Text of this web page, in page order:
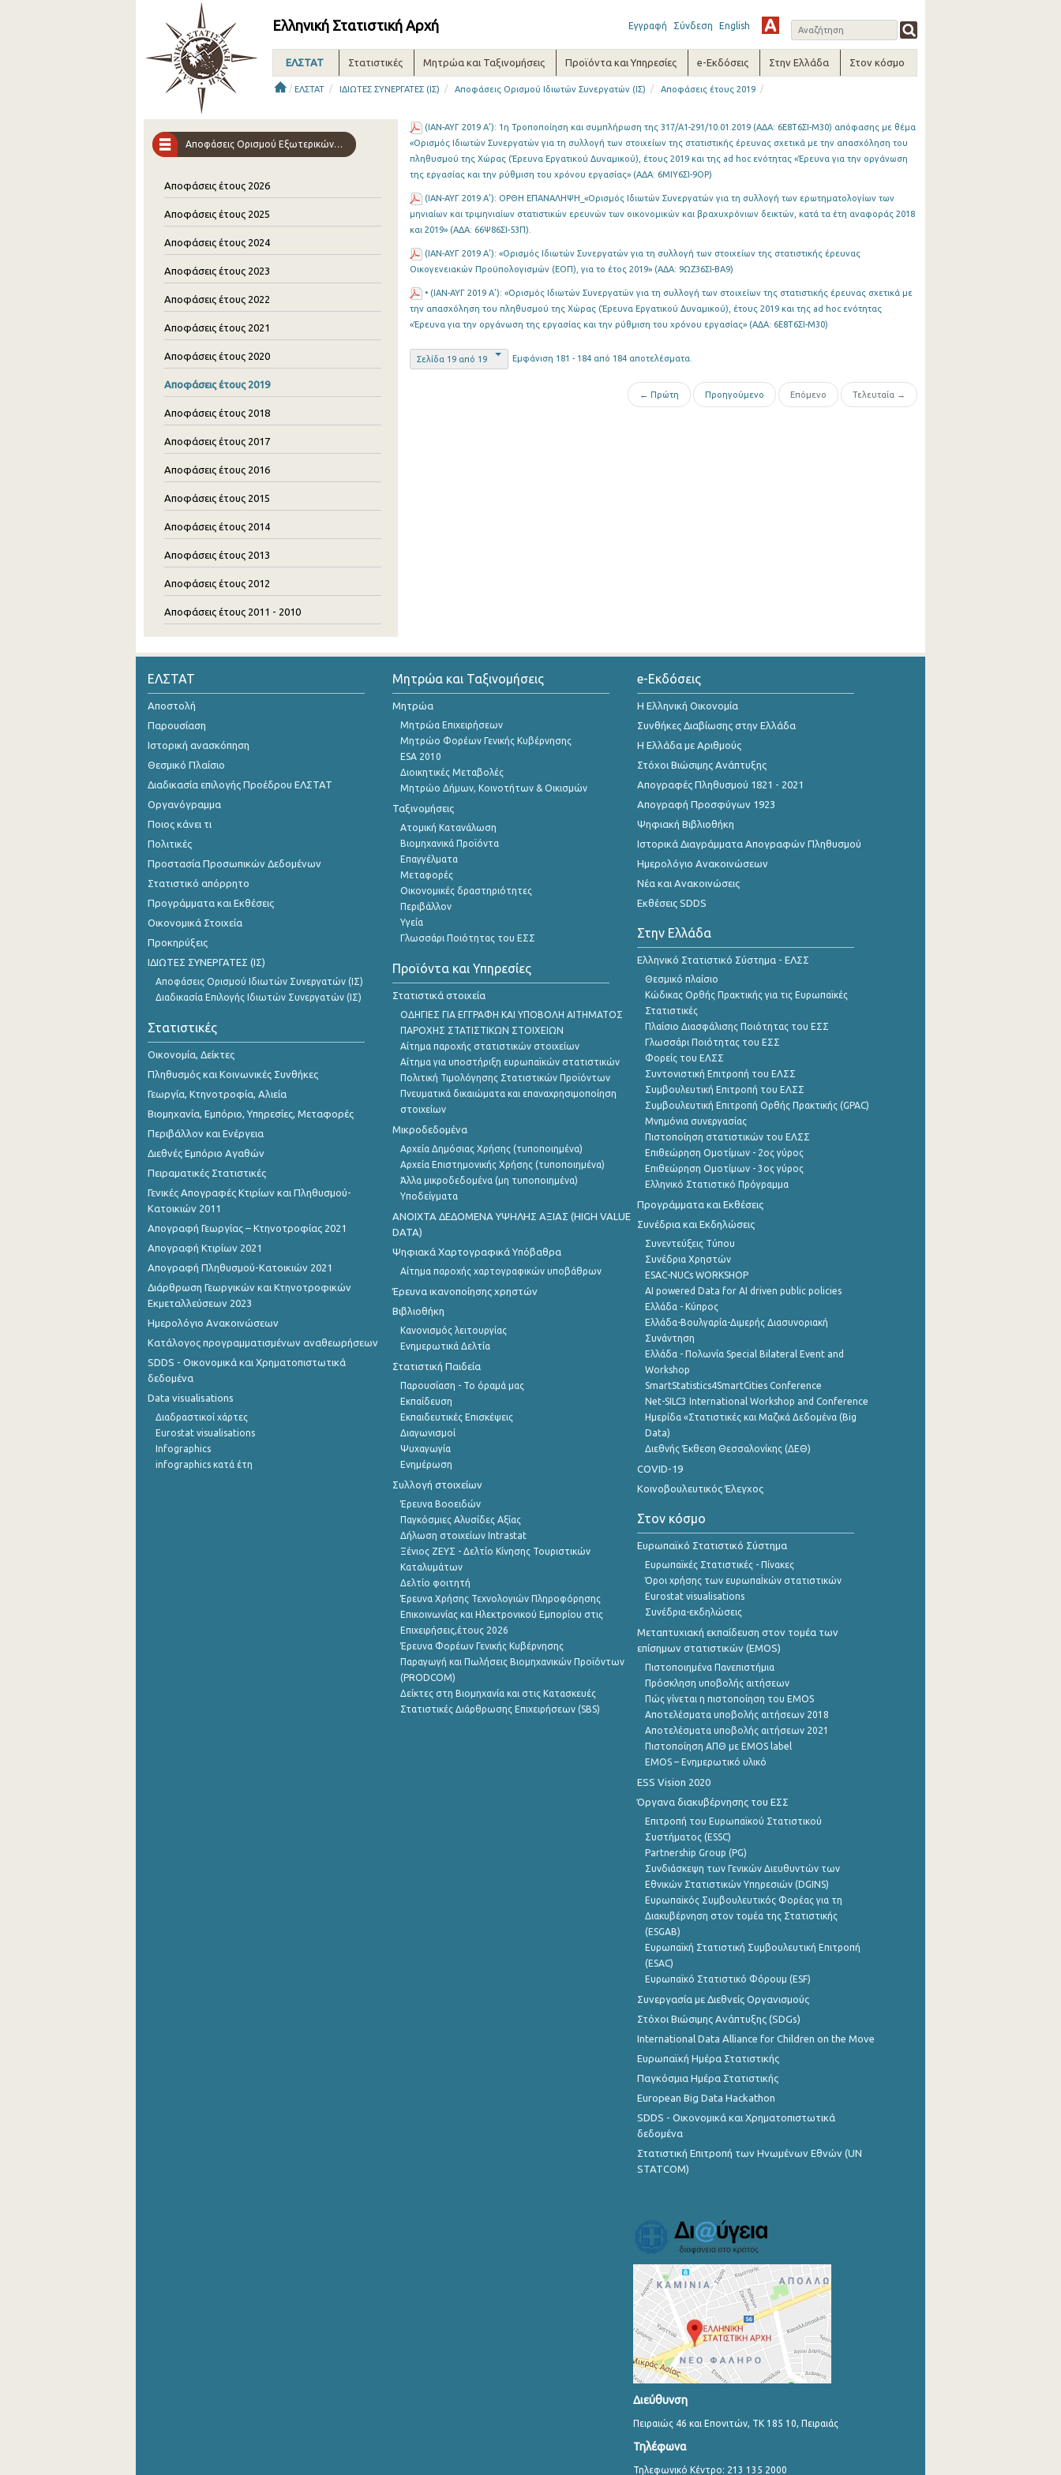
Ελληνική Στατιστική Αρχή Εγγραφή Σύνδεση English
ΕΛΣΤΑΤ Στατιστικές Μητρώα και Ταξινομήσεις Προϊόντα και Υπηρεσίες e-Εκδόσεις Στην Ελλάδα Στον κόσμο
/ ΕΛΣΤΑΤ / ΙΔΙΩΤΕΣ ΣΥΝΕΡΓΑΤΕΣ (ΙΣ) / Αποφάσεις Ορισμού Ιδιωτών Συνεργατών (ΙΣ) / Αποφάσεις έτους 2019 /
Αποφάσεις Ορισμού Εξωτερικών Συνεργατών-Ερευνητών (ΕΣΕ)
Αποφάσεις έτους 2026
Αποφάσεις έτους 2025
Αποφάσεις έτους 2024
Αποφάσεις έτους 2023
Αποφάσεις έτους 2022
Αποφάσεις έτους 2021
Αποφάσεις έτους 2020
Αποφάσεις έτους 2019
Αποφάσεις έτους 2018
Αποφάσεις έτους 2017
Αποφάσεις έτους 2016
Αποφάσεις έτους 2015
Αποφάσεις έτους 2014
Αποφάσεις έτους 2013
Αποφάσεις έτους 2012
Αποφάσεις έτους 2011 - 2010
(ΙΑΝ-ΑΥΓ 2019 Α’): 1η Τροποποίηση και συμπλήρωση της 317/Α1-291/10.01.2019 (ΑΔΑ: 6Ε8Τ6ΣΙ-Μ30) απόφασης με θέμα
«Ορισμός Ιδιωτών Συνεργατών για τη συλλογή των στοιχείων της στατιστικής έρευνας σχετικά με την απασχόληση του
πληθυσμού της Χώρας (Έρευνα Εργατικού Δυναμικού), έτους 2019 και της ad hoc ενότητας «Έρευνα για την οργάνωση
της εργασίας και την ρύθμιση του χρόνου εργασίας» (ΑΔΑ: 6ΜΙΥ6ΣΙ-9ΟΡ)
(ΙΑΝ-ΑΥΓ 2019 Α’): ΟΡΘΗ ΕΠΑΝΑΛΗΨΗ_«Ορισμός Ιδιωτών Συνεργατών για τη συλλογή των ερωτηματολογίων των
μηνιαίων και τριμηνιαίων στατιστικών ερευνών των οικονομικών και βραχυχρόνιων δεικτών, κατά τα έτη αναφοράς 2018
και 2019» (ΑΔΑ: 66Ψ86ΣΙ-53Π).
(ΙΑΝ-ΑΥΓ 2019 Α’): «Ορισμός Ιδιωτών Συνεργατών για τη συλλογή των στοιχείων της στατιστικής έρευνας
Οικογενειακών Προϋπολογισμών (ΕΟΠ), για το έτος 2019» (ΑΔΑ: 9ΩΖ36ΣΙ-ΒΑ9)
• (ΙΑΝ-ΑΥΓ 2019 Α’): «Ορισμός Ιδιωτών Συνεργατών για τη συλλογή των στοιχείων της στατιστικής έρευνας σχετικά με
την απασχόληση του πληθυσμού της Χώρας (Έρευνα Εργατικού Δυναμικού), έτους 2019 και της ad hoc ενότητας
«Έρευνα για την οργάνωση της εργασίας και την ρύθμιση του χρόνου εργασίας» (ΑΔΑ: 6Ε8Τ6ΣΙ-Μ30)
Σελίδα 19 από 19 Εμφάνιση 181 - 184 από 184 αποτελέσματα.
← Πρώτη Προηγούμενο Επόμενο Τελευταία →
ΕΛΣΤΑΤ
Αποστολή
Παρουσίαση
Ιστορική ανασκόπηση
Θεσμικό Πλαίσιο
Διαδικασία επιλογής Προέδρου ΕΛΣΤΑΤ
Οργανόγραμμα
Ποιος κάνει τι
Πολιτικές
Προστασία Προσωπικών Δεδομένων
Στατιστικό απόρρητο
Προγράμματα και Εκθέσεις
Οικονομικά Στοιχεία
Προκηρύξεις
ΙΔΙΩΤΕΣ ΣΥΝΕΡΓΑΤΕΣ (ΙΣ)
Αποφάσεις Ορισμού Ιδιωτών Συνεργατών (ΙΣ)
Διαδικασία Επιλογής Ιδιωτών Συνεργατών (ΙΣ)
Στατιστικές
Οικονομία, Δείκτες
Πληθυσμός και Κοινωνικές Συνθήκες
Γεωργία, Κτηνοτροφία, Αλιεία
Βιομηχανία, Εμπόριο, Υπηρεσίες, Μεταφορές
Περιβάλλον και Ενέργεια
Διεθνές Εμπόριο Αγαθών
Πειραματικές Στατιστικές
Γενικές Απογραφές Κτιρίων και Πληθυσμού-
Κατοικιών 2011
Απογραφή Γεωργίας – Κτηνοτροφίας 2021
Απογραφή Κτιρίων 2021
Απογραφή Πληθυσμού-Κατοικιών 2021
Διάρθρωση Γεωργικών και Κτηνοτροφικών
Εκμεταλλεύσεων 2023
Ημερολόγιο Ανακοινώσεων
Κατάλογος προγραμματισμένων αναθεωρήσεων
SDDS - Οικονομικά και Χρηματοπιστωτικά
δεδομένα
Data visualisations
Διαδραστικοί χάρτες
Eurostat visualisations
Infographics
infographics κατά έτη
Μητρώα και Ταξινομήσεις
Μητρώα
Μητρώα Επιχειρήσεων
Μητρώο Φορέων Γενικής Κυβέρνησης
ESA 2010
Διοικητικές Μεταβολές
Μητρώο Δήμων, Κοινοτήτων & Οικισμών
Ταξινομήσεις
Ατομική Κατανάλωση
Βιομηχανικά Προϊόντα
Επαγγέλματα
Μεταφορές
Οικονομικές δραστηριότητες
Περιβάλλον
Υγεία
Γλωσσάρι Ποιότητας του ΕΣΣ
Προϊόντα και Υπηρεσίες
Στατιστικά στοιχεία
ΟΔΗΓΙΕΣ ΓΙΑ ΕΓΓΡΑΦΗ ΚΑΙ ΥΠΟΒΟΛΗ ΑΙΤΗΜΑΤΟΣ
ΠΑΡΟΧΗΣ ΣΤΑΤΙΣΤΙΚΩΝ ΣΤΟΙΧΕΙΩΝ
Αίτημα παροχής στατιστικών στοιχείων
Αίτημα για υποστήριξη ευρωπαϊκών στατιστικών
Πολιτική Τιμολόγησης Στατιστικών Προϊόντων
Πνευματικά δικαιώματα και επαναχρησιμοποίηση
στοιχείων
Μικροδεδομένα
Αρχεία Δημόσιας Χρήσης (τυποποιημένα)
Αρχεία Επιστημονικής Χρήσης (τυποποιημένα)
Άλλα μικροδεδομένα (μη τυποποιημένα)
Υποδείγματα
ANOIXTA ΔΕΔΟΜΕΝΑ ΥΨΗΛΗΣ ΑΞΙΑΣ (HIGH VALUE
DATA)
Ψηφιακά Χαρτογραφικά Υπόβαθρα
Αίτημα παροχής χαρτογραφικών υποβάθρων
Έρευνα ικανοποίησης χρηστών
Βιβλιοθήκη
Κανονισμός λειτουργίας
Ενημερωτικά Δελτία
Στατιστική Παιδεία
Παρουσίαση - Το όραμά μας
Εκπαίδευση
Εκπαιδευτικές Επισκέψεις
Διαγωνισμοί
Ψυχαγωγία
Ενημέρωση
Συλλογή στοιχείων
Έρευνα Βοοειδών
Παγκόσμιες Αλυσίδες Αξίας
Δήλωση στοιχείων Intrastat
Ξένιος ΖΕΥΣ - Δελτίο Κίνησης Τουριστικών
Καταλυμάτων
Δελτίο φοιτητή
Έρευνα Χρήσης Τεχνολογιών Πληροφόρησης
Επικοινωνίας και Ηλεκτρονικού Εμπορίου στις
Επιχειρήσεις,έτους 2026
Έρευνα Φορέων Γενικής Κυβέρνησης
Παραγωγή και Πωλήσεις Βιομηχανικών Προϊόντων
(PRODCOM)
Δείκτες στη Βιομηχανία και στις Κατασκευές
Στατιστικές Διάρθρωσης Επιχειρήσεων (SBS)
e-Εκδόσεις
Η Ελληνική Οικονομία
Συνθήκες Διαβίωσης στην Ελλάδα
Η Ελλάδα με Αριθμούς
Στόχοι Βιώσιμης Ανάπτυξης
Απογραφές Πληθυσμού 1821 - 2021
Απογραφή Προσφύγων 1923
Ψηφιακή Βιβλιοθήκη
Ιστορικά Διαγράμματα Απογραφών Πληθυσμού
Ημερολόγιο Ανακοινώσεων
Νέα και Ανακοινώσεις
Εκθέσεις SDDS
Στην Ελλάδα
Ελληνικό Στατιστικό Σύστημα - ΕΛΣΣ
Θεσμικό πλαίσιο
Κώδικας Ορθής Πρακτικής για τις Ευρωπαϊκές
Στατιστικές
Πλαίσιο Διασφάλισης Ποιότητας του ΕΣΣ
Γλωσσάρι Ποιότητας του ΕΣΣ
Φορείς του ΕΛΣΣ
Συντονιστική Επιτροπή του ΕΛΣΣ
Συμβουλευτική Επιτροπή του ΕΛΣΣ
Συμβουλευτική Επιτροπή Ορθής Πρακτικής (GPAC)
Μνημόνια συνεργασίας
Πιστοποίηση στατιστικών του ΕΛΣΣ
Επιθεώρηση Ομοτίμων - 2ος γύρος
Επιθεώρηση Ομοτίμων - 3ος γύρος
Ελληνικό Στατιστικό Πρόγραμμα
Προγράμματα και Εκθέσεις
Συνέδρια και Εκδηλώσεις
Συνεντεύξεις Τύπου
Συνέδρια Χρηστών
ESAC-NUCs WORKSHOP
AI powered Data for AI driven public policies
Ελλάδα - Κύπρος
Ελλάδα-Βουλγαρία-Διμερής Διασυνοριακή
Συνάντηση
Ελλάδα - Πολωνία Special Bilateral Event and
Workshop
SmartStatistics4SmartCities Conference
Net-SILC3 International Workshop and Conference
Ημερίδα «Στατιστικές και Μαζικά Δεδομένα (Big
Data)
Διεθνής Έκθεση Θεσσαλονίκης (ΔΕΘ)
COVID-19
Κοινοβουλευτικός Έλεγχος
Στον κόσμο
Ευρωπαϊκό Στατιστικό Σύστημα
Ευρωπαϊκές Στατιστικές - Πίνακες
Όροι χρήσης των ευρωπαΪκών στατιστικών
Eurostat visualisations
Συνέδρια-εκδηλώσεις
Μεταπτυχιακή εκπαίδευση στον τομέα των
επίσημων στατιστικών (EMOS)
Πιστοποιημένα Πανεπιστήμια
Πρόσκληση υποβολής αιτήσεων
Πώς γίνεται η πιστοποίηση του EMOS
Αποτελέσματα υποβολής αιτήσεων 2018
Αποτελέσματα υποβολής αιτήσεων 2021
Πιστοποίηση ΑΠΘ με EMOS label
EMOS – Ενημερωτικό υλικό
ESS Vision 2020
Όργανα διακυβέρνησης του ΕΣΣ
Επιτροπή του Ευρωπαϊκού Στατιστικού
Συστήματος (ESSC)
Partnership Group (PG)
Συνδιάσκεψη των Γενικών Διευθυντών των
Εθνικών Στατιστικών Υπηρεσιών (DGINS)
Ευρωπαϊκός Συμβουλευτικός Φορέας για τη
Διακυβέρνηση στον τομέα της Στατιστικής
(ESGAB)
Ευρωπαϊκή Στατιστική Συμβουλευτική Επιτροπή
(ESAC)
Ευρωπαϊκό Στατιστικό Φόρουμ (ESF)
Συνεργασία με Διεθνείς Οργανισμούς
Στόχοι Βιώσιμης Ανάπτυξης (SDGs)
International Data Alliance for Children on the Move
Ευρωπαϊκή Ημέρα Στατιστικής
Παγκόσμια Ημέρα Στατιστικής
European Big Data Hackathon
SDDS - Οικονομικά και Χρηματοπιστωτικά
δεδομένα
Στατιστική Επιτροπή των Ηνωμένων Εθνών (UN
STATCOM)
Διεύθυνση
Πειραιώς 46 και Επονιτών, ΤΚ 185 10, Πειραιάς
Τηλέφωνα
Τηλεφωνικό Κέντρο: 213 135 2000